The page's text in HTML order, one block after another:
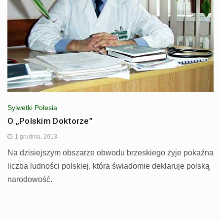
Sylwetki Polesia
O „Polskim Doktorze”
1 grudnia, 2013
Na dzisiejszym obszarze obwodu brzeskiego żyje pokaźna
liczba ludności polskiej, która świadomie deklaruje polską
narodowość.